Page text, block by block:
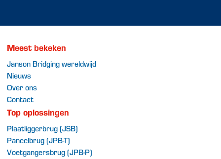
Meest bekeken
Janson Bridging wereldwijd
Nieuws
Over ons
Contact
Top oplossingen
Plaatliggerbrug (JSB)
Paneelbrug (JPB-T)
Voetgangersbrug (JPB-P)